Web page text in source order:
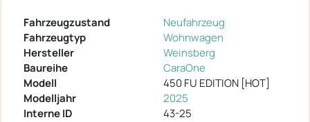
Fahrzeugzustand
Neufahrzeug
Fahrzeugtyp
Wohnwagen
Hersteller
Weinsberg
Baureihe
CaraOne
Modell
450 FU EDITION [HOT]
Modelljahr
2025
Interne ID
43-25